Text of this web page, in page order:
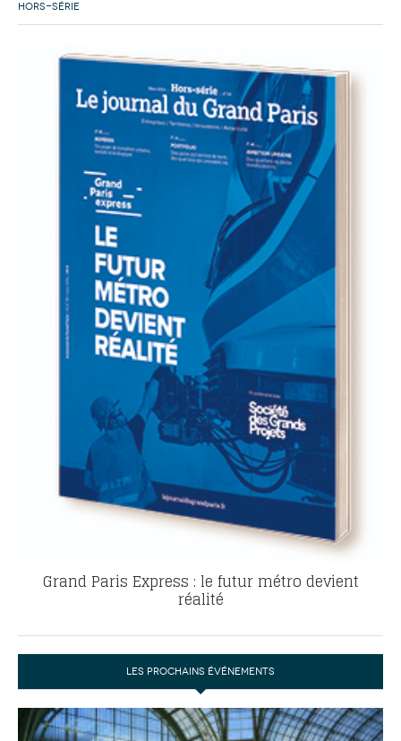
HORS-SÉRIE
Grand Paris Express : le futur métro devient
réalité
LES PROCHAINS ÉVÉNEMENTS